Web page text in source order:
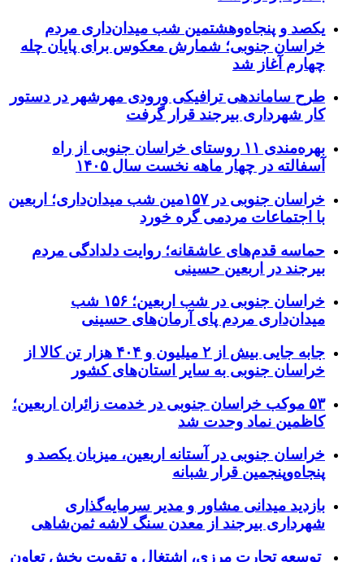
یکصد و پنجاه‌وهشتمین شب میدان‌داری مردم
خراسان جنوبی؛ شمارش معکوس برای پایان چله
چهارم آغاز شد
طرح ساماندهی ترافیکی ورودی مهرشهر در دستور
کار شهرداری بیرجند قرار گرفت
بهره‌مندی ۱۱ روستای خراسان جنوبی از راه
آسفالته در چهار ماهه نخست سال ۱۴۰۵
خراسان جنوبی در ۱۵۷مین شب میدان‌داری؛ اربعین
با اجتماعات مردمی گره خورد
حماسه قدم‌های عاشقانه؛ روایت دلدادگی مردم
بیرجند در اربعین حسینی
خراسان جنوبی در شب اربعین؛ ۱۵۶ شب
میدان‌داری مردم پای آرمان‌های حسینی
جابه جایی بیش از ۲ میلیون و ۴۰۴ هزار تن کالا از
خراسان جنوبی به سایر استان‌های کشور
۵۳ موکب خراسان جنوبی در خدمت زائران اربعین؛
کاظمین نماد وحدت شد
خراسان جنوبی در آستانه اربعین، میزبان یکصد و
پنجاه‌وپنجمین قرار شبانه
بازدید میدانی مشاور و مدیر سرمایه‌گذاری
شهرداری بیرجند از معدن سنگ لاشه ثمن‌شاهی
توسعه تجارت مرزی، اشتغال و تقویت بخش تعاون